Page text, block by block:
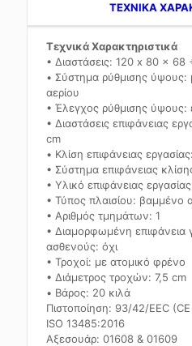
TEXNIKA
Τεχνικά Χαρακτηριστικά
• Διαστάσεις: 120 x 80 x 68
• Σύστημα ρύθμισης
αερίου
• Έλεγχος ρύθμισης ύψους:
• Διαστάσεις επιφάνειας
cm
• Κλίση επιφάνειας
• Σύστημα επιφάνειας
• Υλικό επιφάνειας
• Τύπος πλαισίου: βαμμένο
• Αριθμός τμημάτων: 1
• Διαμορφωμένη επιφάνεια
ασθενούς: όχι
• Τροχοί: με ατομικό φρένο
• Διάμετρος τροχών: 7,5 cm
• Βάρος: 20 κιλά
Πιστοποίηση: 93/42/EEC
ISO 13485:2016
Αξεσουάρ: 01608 & 01609